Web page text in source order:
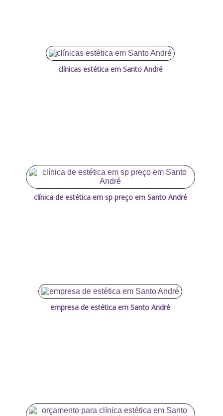
clínicas estética em Santo André
clínica de estética em sp preço em Santo André
empresa de estética em Santo André